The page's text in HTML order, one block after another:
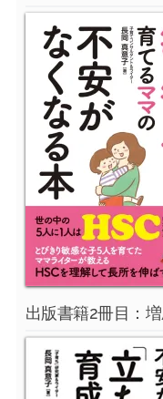
出版書籍2冊目：